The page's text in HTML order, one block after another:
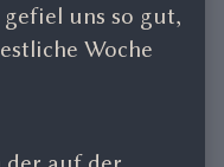
uns so gut,
Woche